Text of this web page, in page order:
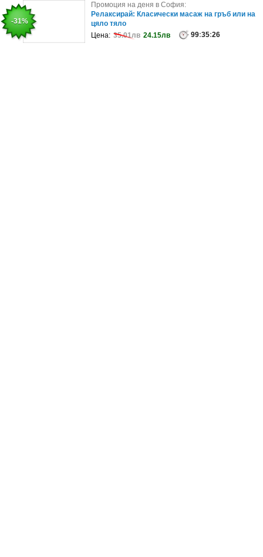
-53%
Промоция на деня в София:
Болкоуспокояващ възстановяващ масаж, плюс
рефлексотерапия и масаж на лице ..
Цена: 62.59лв 29.14лв 99:35:26
-31%
Промоция на деня в София:
Релаксирай: Класически масаж на гръб или на
цяло тяло
Цена: 35.01лв 24.15лв 99:35:26